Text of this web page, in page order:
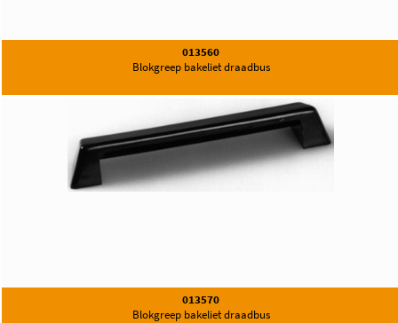
013560
Blokgreep bakeliet draadbus
013570
Blokgreep bakeliet draadbus